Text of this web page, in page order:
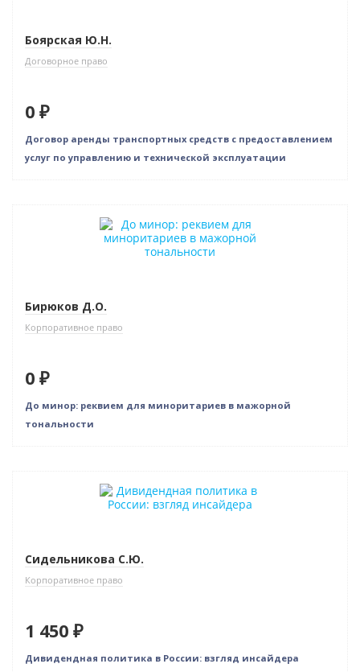
Боярская Ю.Н.
Договорное право
0 ₽
Договор аренды транспортных средств с предоставлением
услуг по управлению и технической эксплуатации
Нет в наличии
Бирюков Д.О.
Корпоративное право
0 ₽
До минор: реквием для миноритариев в мажорной
тональности
Сидельникова С.Ю.
Корпоративное право
1 450 ₽
Дивидендная политика в России: взгляд инсайдера